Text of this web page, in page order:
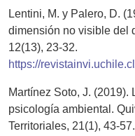
Lentini, M. y Palero, D.
dimensión no visible del
12(13), 23-32.
https://
Martínez Soto, J.
psicología ambiental.
Territoriales, 21(1), 43-57.